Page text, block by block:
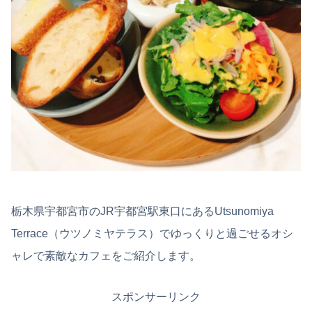
栃木県宇都宮市のJR宇都宮駅東口にあるUtsunomiya
Terrace（ウツノミヤテラス）でゆっくりと過ごせるオシ
ャレで素敵なカフェをご紹介します。
スポンサーリンク